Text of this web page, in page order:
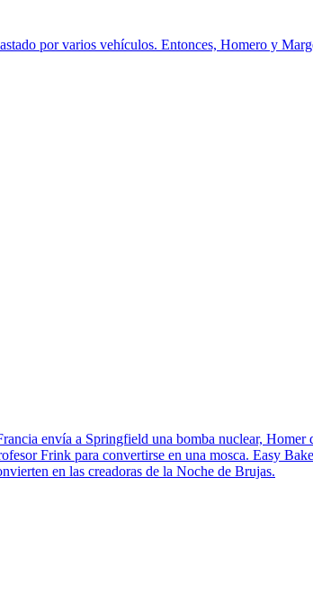
por varios vehículos. Entonces, Homero y
envía a Springfield una bomba nuclear, Homer
Frink para convertirse en una mosca. Easy
en las creadoras de la Noche de Brujas.